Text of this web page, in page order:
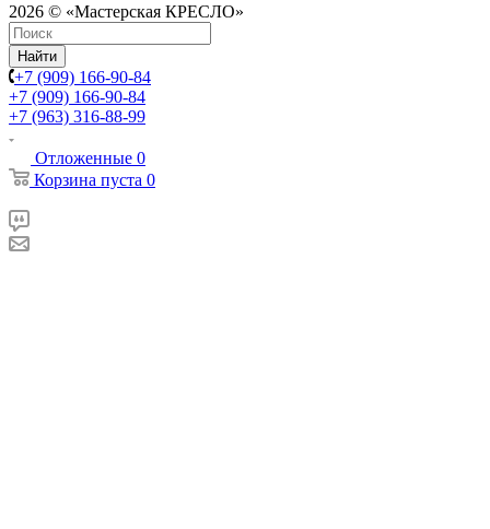
2026 © «Мастерская КРЕСЛО»
Найти
+7 (909) 166-90-84
+7 (909) 166-90-84
+7 (963) 316-88-99
Отложенные 0
Корзина пуста 0